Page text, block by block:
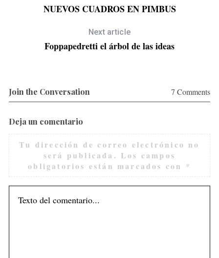
NUEVOS CUADROS EN PIMBUS
Next article
Foppapedretti el árbol de las ideas
Join the Conversation 7 Comments
Deja un comentario
Tu dirección de correo electrónico no
será publicada. Los campos
obligatorios están marcados con *